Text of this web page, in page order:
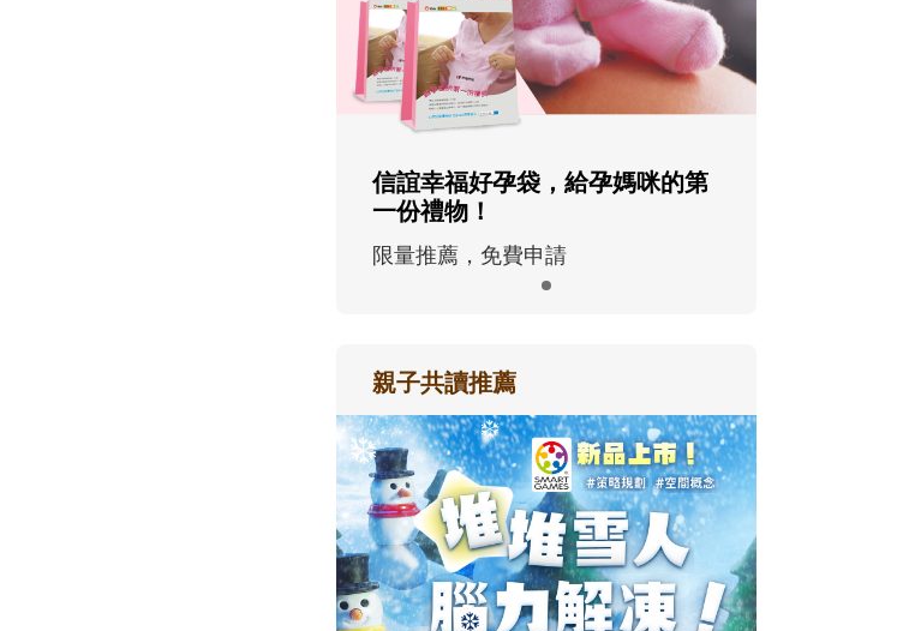
信誼幸福好孕袋，給孕媽咪的第
一份禮物！
限量推薦，免費申請
親子共讀推薦